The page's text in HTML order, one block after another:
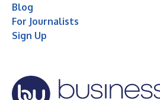
Blog
For Journalists
Sign Up